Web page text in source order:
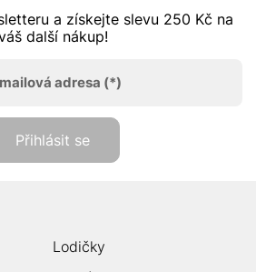
a získejte slevu 250 Kč na
další nákup!
adresa (*)
Přihlásit se
Lodičky